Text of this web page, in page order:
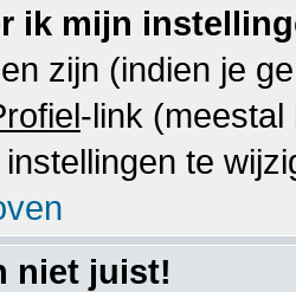
ik mijn
zijn (indien je
-link (meestal
te
niet juist!